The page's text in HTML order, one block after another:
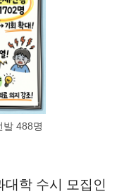
발 488명
학 수시 모집인